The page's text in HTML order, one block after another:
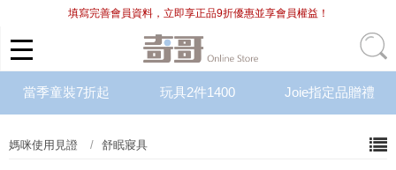
填寫完善會員資料，立即享正品9折優惠並享會員權益！
當季童裝7折起 玩具2件1400 Joie指定品贈禮
媽咪使用見證 舒眠寢具